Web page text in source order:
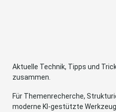
Aktuelle Technik, Tipps und
zusammen.
Für Themenrecherche,
moderne KI-gestützte